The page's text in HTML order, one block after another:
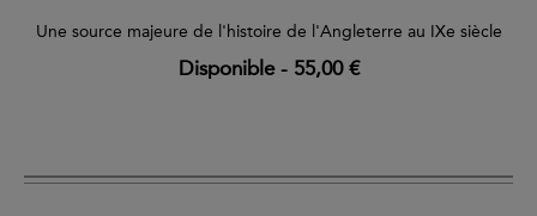
Une source majeure de l'histoire de l'Angleterre au IXe siècle
Disponible- 55,00 €